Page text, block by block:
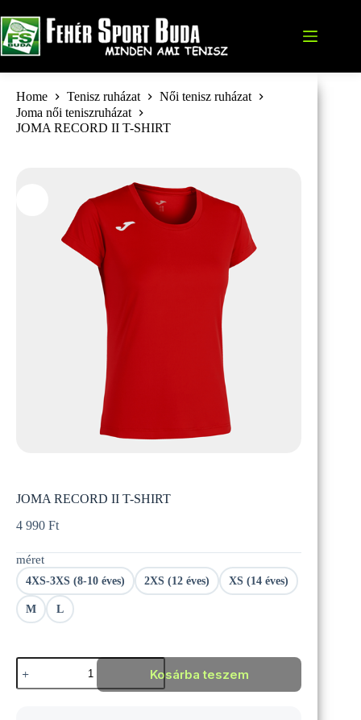
to
content
Home Tenisz ruházat
Női tenisz ruházat
Joma női teniszruházat
JOMA RECORD II T-SHIRT
JOMA RECORD II T-SHIRT
4 990 Ft
méret
4XS-3XS (8-10 éves) 2XS (12 éves) XS (14 éves)
M L
JOMA
RECORD
II
Kosárba teszem